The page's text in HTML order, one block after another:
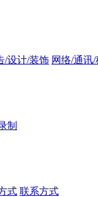
/设计/装饰 网络/通讯
制
式 联系方式